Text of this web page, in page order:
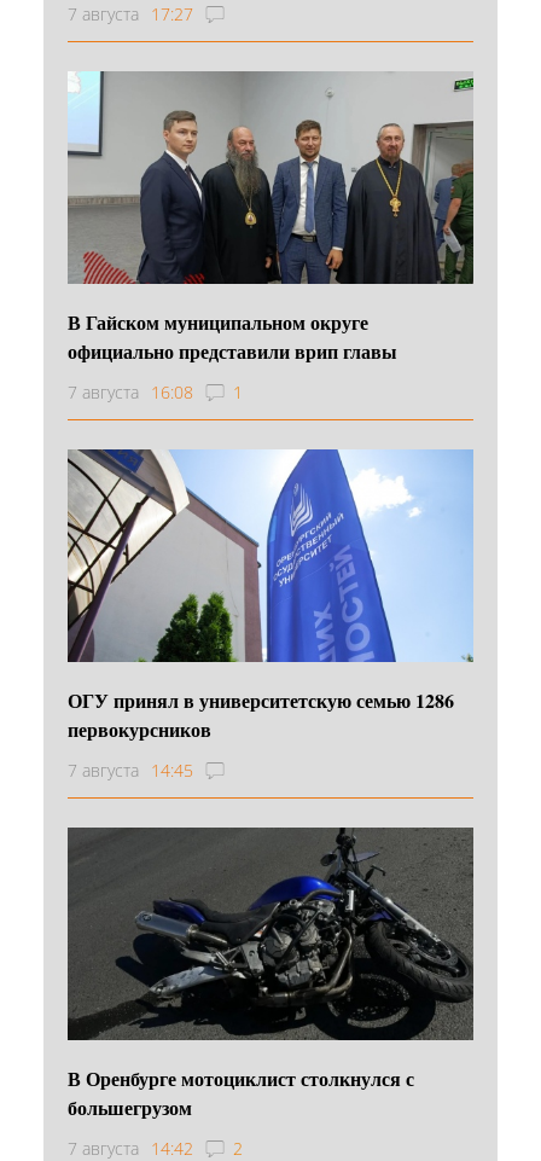
7 августа 17:27
В Гайском муниципальном округе
официально представили врип главы
7 августа 16:08 1
ОГУ принял в университетскую семью 1286
первокурсников
7 августа 14:45
В Оренбурге мотоциклист столкнулся с
большегрузом
7 августа 14:42 2